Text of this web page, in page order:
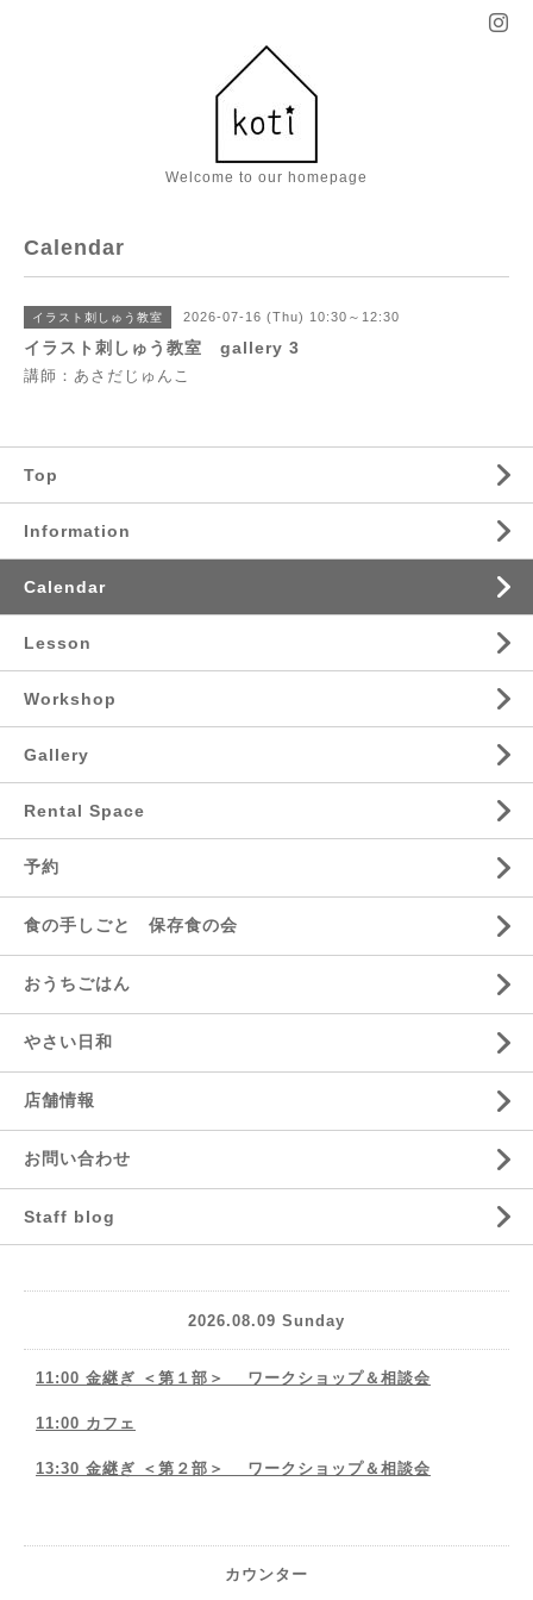
Welcome to our homepage
Calendar
イラスト刺しゅう教室 2026-07-16 (Thu) 10:30～12:30
イラスト刺しゅう教室 gallery 3
講師：あさだじゅんこ
Top
Information
Calendar
Lesson
Workshop
Gallery
Rental Space
予約
食の手しごと 保存食の会
おうちごはん
やさい日和
店舗情報
お問い合わせ
Staff blog
2026.08.09 Sunday
11:00 金継ぎ ＜第１部＞ ワークショップ＆相談会
11:00 カフェ
13:30 金継ぎ ＜第２部＞ ワークショップ＆相談会
カウンター